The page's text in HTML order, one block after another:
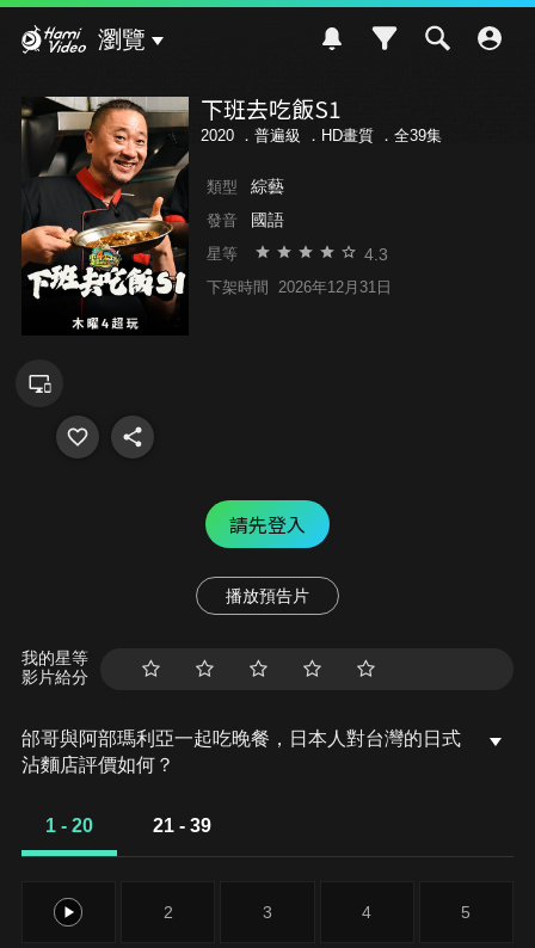
瀏覽
下班去吃飯S1
2020 ． 普遍級 ．HD畫質 ．全39集
類型 綜藝
發音 國語
星等 4.3
下架時間 2026年12月31日
請先登入
播放預告片
我的星等
影片給分
邰哥與阿部瑪利亞一起吃晚餐，日本人對台灣的日式
沾麵店評價如何？
1 - 20 21 - 39
1 2 3 4 5